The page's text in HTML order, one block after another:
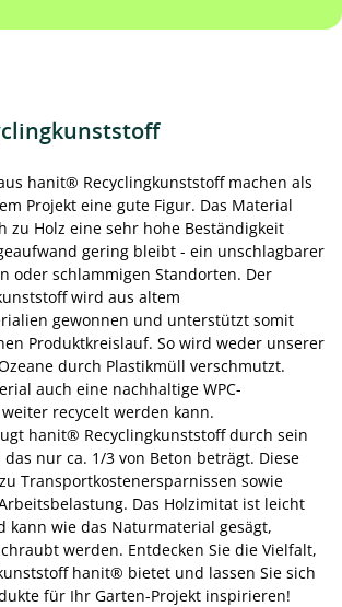
hanit® Recyclingkunststoff machen als
Projekt eine gute Figur. Das Material
zu Holz eine sehr hohe Beständigkeit
gering bleibt - ein unschlagbarer
oder schlammigen Standorten. Der
wird aus altem
gewonnen und unterstützt somit
Produktkreislauf. So wird weder unserer
durch Plastikmüll verschmutzt.
auch eine nachhaltige WPC-
recycelt werden kann.
hanit® Recyclingkunststoff durch sein
nur ca. 1/3 von Beton beträgt. Diese
Transportkostenersparnissen sowie
Das Holzimitat ist leicht
kann wie das Naturmaterial gesägt,
werden. Entdecken Sie die Vielfalt,
hanit® bietet und lassen Sie sich
für Ihr Garten-Projekt inspirieren!